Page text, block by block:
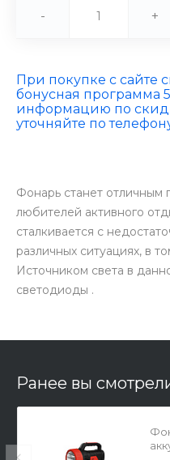
- +
При покупке с сайте
бонусная программа
информацию по
уточняйте по
Фонарь станет
любителей активного
сталкивается с
различных ситуациях, в
Источником света в
светодиоды .
Ранее вы